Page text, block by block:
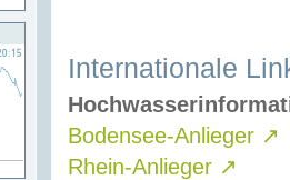
Internationale
Bodensee-Anlieger ↗
Rhein-Anlieger ↗